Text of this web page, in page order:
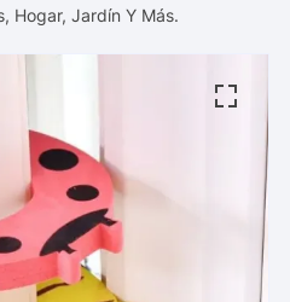
Hogar, Jardín Y Más.